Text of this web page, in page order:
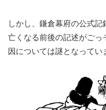
しかし、鎌倉幕府の公式記
亡くなる前後の記述がご
因については謎となってい